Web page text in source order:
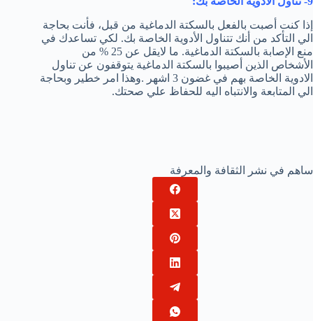
إذا كنت أصبت بالفعل بالسكتة الدماغية من قبل، فأنت بحاجة
الي التأكد من أنك تتناول الأدوية الخاصة بك. لكي تساعدك في
منع الإصابة بالسكتة الدماغية. ما لايقل عن 25 % من
الأشخاص الذين أصيبوا بالسكتة الدماغية يتوقفون عن تناول
الادوية الخاصة بهم في غضون 3 اشهر .وهذا امر خطير وبحاجة
الي المتابعة والانتباه اليه للحفاظ علي صحتك.
ساهم في نشر الثقافة والمعرفة